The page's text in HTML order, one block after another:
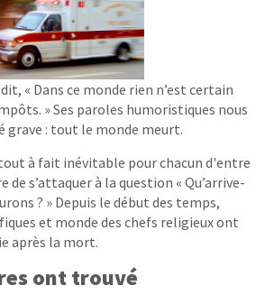
« Dans ce monde rien n’est certain
» Ses paroles humoristiques nous
grave : tout le monde meurt.
à fait inévitable pour chacun d'entre
de s’attaquer à la question « Qu’arrive-
? » Depuis le début des temps,
et monde des chefs religieux ont
après la mort.
ont trouvé